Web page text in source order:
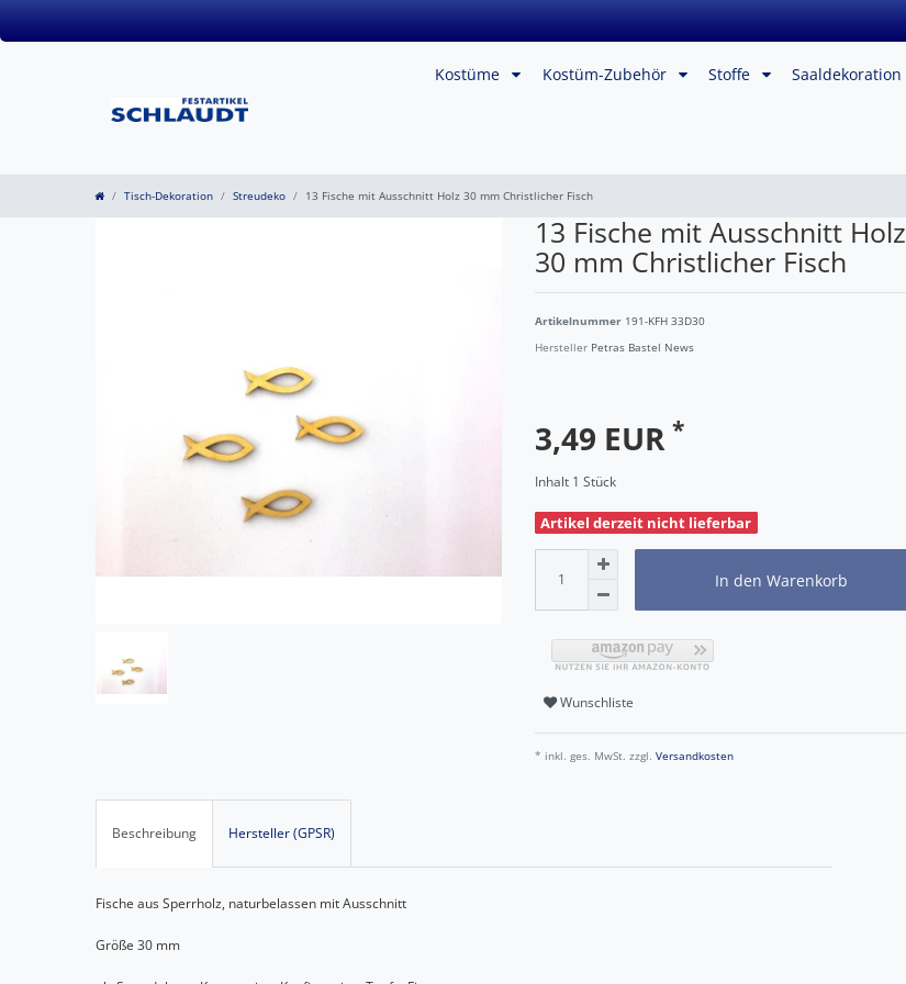
Kostüme Kostüm-Zubehör Stoffe Saaldekoration
Tisch-Dekoration Streudeko 13 Fische mit Ausschnitt Holz 30 mm Christlicher Fisch
13 Fische mit Ausschnitt Holz
30 mm Christlicher Fisch
Artikelnummer 191-KFH 33D30
Hersteller Petras Bastel News
3,49 EUR *
Inhalt 1 Stück
Artikel derzeit nicht lieferbar
In den Warenkorb
Wunschliste
* inkl. ges. MwSt. zzgl. Versandkosten
Beschreibung Hersteller (GPSR)
Fische aus Sperrholz, naturbelassen mit Ausschnitt
Größe 30 mm